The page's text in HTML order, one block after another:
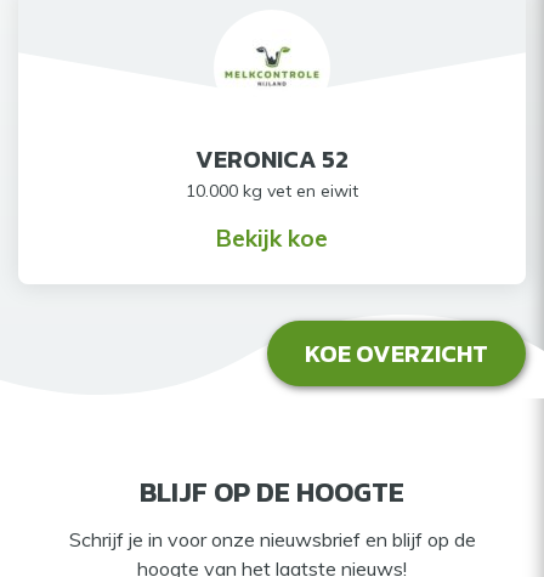
VERONICA 52
10.000 kg vet en eiwit
Bekijk koe
KOE OVERZICHT
BLIJF OP DE HOOGTE
Schrijf je in voor onze nieuwsbrief en blijf op de
hoogte van het laatste nieuws!